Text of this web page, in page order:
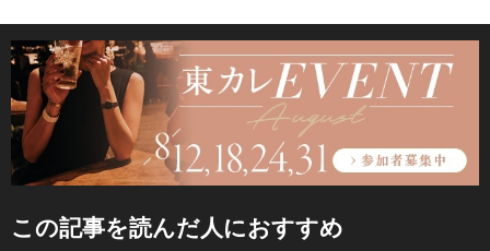
この記事を読んだ人におすすめ